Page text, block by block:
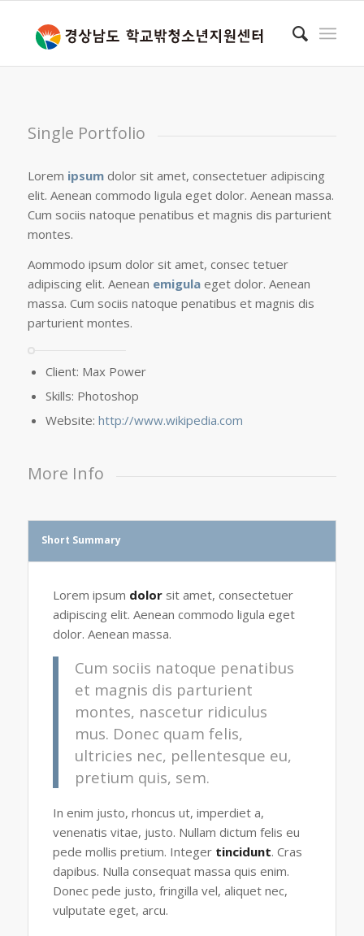
Single Portfolio
Lorem ipsumdolor sit amet, consectetuer adipiscing
elit. Aenean commodo ligula eget dolor. Aenean massa.
Cum sociis natoque penatibus et magnis dis parturient
montes.
Aommodo ipsum dolor sit amet, consec tetuer
adipiscing elit. Aenean emigulaeget dolor. Aenean
massa. Cum sociis natoque penatibus et magnis dis
parturient montes.
Client: Max Power
Skills: Photoshop
Website: http://www.wikipedia.com
More Info
Short Summary
Lorem ipsum dolorsit amet, consectetuer
adipiscing elit. Aenean commodo ligula eget
dolor. Aenean massa.
Cum sociis natoque penatibus
et magnis dis parturient
montes, nascetur ridiculus
mus. Donec quam felis,
ultricies nec, pellentesque eu,
pretium quis, sem.
In enim justo, rhoncus ut, imperdiet a,
venenatis vitae, justo. Nullam dictum felis eu
pede mollis pretium. Integer tincidunt. Cras
dapibus. Nulla consequat massa quis enim.
Donec pede justo, fringilla vel, aliquet nec,
vulputate eget, arcu.